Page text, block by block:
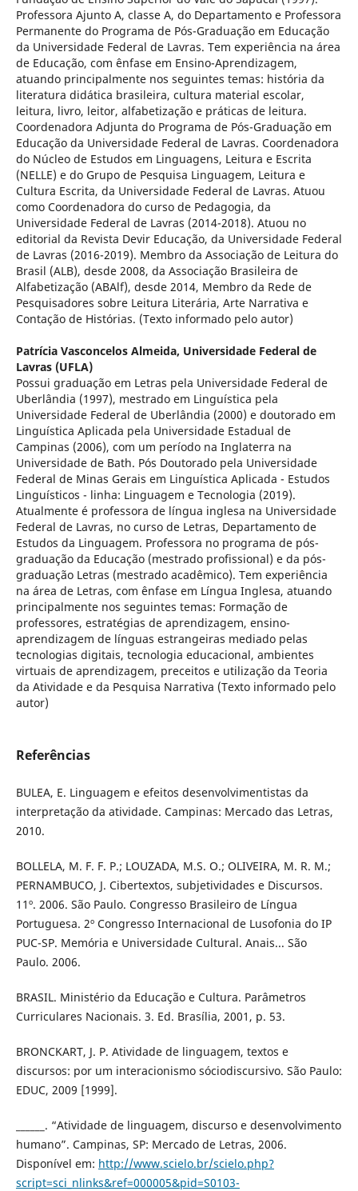
Professora Ajunto A, classe A, do Departamento e Professora
Permanente do Programa de Pós-Graduação em Educação
da Universidade Federal de Lavras. Tem experiência na área
de Educação, com ênfase em Ensino-Aprendizagem,
atuando principalmente nos seguintes temas: história da
literatura didática brasileira, cultura material escolar,
leitura, livro, leitor, alfabetização e práticas de leitura.
Coordenadora Adjunta do Programa de Pós-Graduação em
Educação da Universidade Federal de Lavras. Coordenadora
do Núcleo de Estudos em Linguagens, Leitura e Escrita
(NELLE) e do Grupo de Pesquisa Linguagem, Leitura e
Cultura Escrita, da Universidade Federal de Lavras. Atuou
como Coordenadora do curso de Pedagogia, da
Universidade Federal de Lavras (2014-2018). Atuou no
editorial da Revista Devir Educação, da Universidade Federal
de Lavras (2016-2019). Membro da Associação de Leitura do
Brasil (ALB), desde 2008, da Associação Brasileira de
Alfabetização (ABAlf), desde 2014, Membro da Rede de
Pesquisadores sobre Leitura Literária, Arte Narrativa e
Contação de Histórias. (Texto informado pelo autor)
Patrícia Vasconcelos Almeida, Universidade Federal de
Lavras (UFLA)
Possui graduação em Letras pela Universidade Federal de
Uberlândia (1997), mestrado em Linguística pela
Universidade Federal de Uberlândia (2000) e doutorado em
Linguística Aplicada pela Universidade Estadual de
Campinas (2006), com um período na Inglaterra na
Universidade de Bath. Pós Doutorado pela Universidade
Federal de Minas Gerais em Linguística Aplicada - Estudos
Linguísticos - linha: Linguagem e Tecnologia (2019).
Atualmente é professora de língua inglesa na Universidade
Federal de Lavras, no curso de Letras, Departamento de
Estudos da Linguagem. Professora no programa de pós-
graduação da Educação (mestrado profissional) e da pós-
graduação Letras (mestrado acadêmico). Tem experiência
na área de Letras, com ênfase em Língua Inglesa, atuando
principalmente nos seguintes temas: Formação de
professores, estratégias de aprendizagem, ensino-
aprendizagem de línguas estrangeiras mediado pelas
tecnologias digitais, tecnologia educacional, ambientes
virtuais de aprendizagem, preceitos e utilização da Teoria
da Atividade e da Pesquisa Narrativa (Texto informado pelo
autor)
Referências
BULEA, E. Linguagem e efeitos desenvolvimentistas da
interpretação da atividade. Campinas: Mercado das Letras,
2010.
BOLLELA, M. F. F. P.; LOUZADA, M.S. O.; OLIVEIRA, M. R. M.;
PERNAMBUCO, J. Cibertextos, subjetividades e Discursos.
11º. 2006. São Paulo. Congresso Brasileiro de Língua
Portuguesa. 2º Congresso Internacional de Lusofonia do IP
PUC-SP. Memória e Universidade Cultural. Anais... São
Paulo. 2006.
BRASIL. Ministério da Educação e Cultura. Parâmetros
Curriculares Nacionais. 3. Ed. Brasília, 2001, p. 53.
BRONCKART, J. P. Atividade de linguagem, textos e
discursos: por um interacionismo sóciodiscursivo. São Paulo:
EDUC, 2009 [1999].
______. “Atividade de linguagem, discurso e desenvolvimento
humano”. Campinas, SP: Mercado de Letras, 2006.
Disponível em: http://www.scielo.br/scielo.php?
script=sci_nlinks&ref=000005&pid=S0103-